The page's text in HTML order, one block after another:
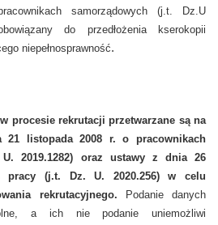
samorządowych (j.t. Dz.U
do przedłożenia kserokopii
niepełnosprawność.
procesie rekrutacji przetwarzane są na
21 listopada 2008 r. o pracownikach
2019.1282) oraz ustawy z dnia 26
pracy (j.t. Dz. U. 2020.256) w celu
rekrutacyjnego.
Podanie danych
a ich nie podanie uniemożliwi